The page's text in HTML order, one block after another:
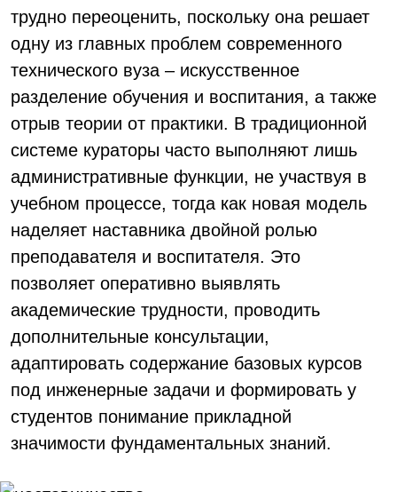
трудно переоценить, поскольку она решает
одну из главных проблем современного
технического вуза – искусственное
разделение обучения и воспитания, а также
отрыв теории от практики. В традиционной
системе кураторы часто выполняют лишь
административные функции, не участвуя в
учебном процессе, тогда как новая модель
наделяет наставника двойной ролью
преподавателя и воспитателя. Это
позволяет оперативно выявлять
академические трудности, проводить
дополнительные консультации,
адаптировать содержание базовых курсов
под инженерные задачи и формировать у
студентов понимание прикладной
значимости фундаментальных знаний.